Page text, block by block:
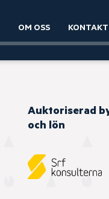
OM OSS KONTAKT
Auktoriserad
och lön